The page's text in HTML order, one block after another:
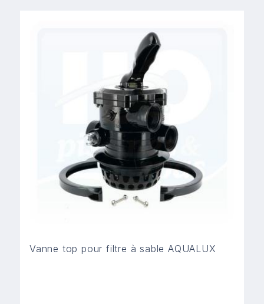
Vanne top pour filtre à sable AQUALUX